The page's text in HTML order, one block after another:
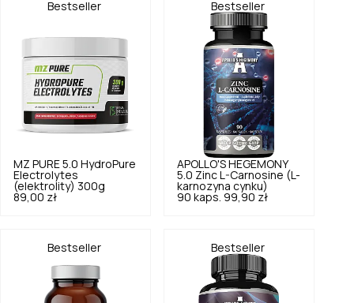
Bestseller
MZ PURE 5.0 HydroPure
Electrolytes
(elektrolity) 300g
89,00 zł
Bestseller
APOLLO'S HEGEMONY
5.0 Zinc L-Carnosine (L-
karnozyna cynku)
90 kaps. 99,90 zł
Bestseller Bestseller